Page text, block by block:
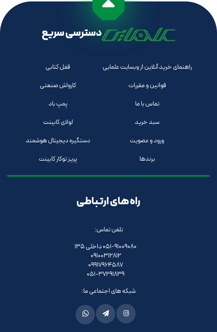
دسترسی سریع
راهنمای خرید آنلاین از وبسایت علمایی
قوانین و مقررات
تماس با ما
سبد خرید
ورود و عضویت
برندها
قفل کتابی
کارواش صنعتی
پمپ باد
لولای کابینت
دستگیره دیجیتال هوشمند
پریز توکار کابینت
راه های ارتباطی
تلفن تماس:
051-91009080 داخلی 135
09100312812
09917964587
051-37291839
شبکه های اجتماعی ما: